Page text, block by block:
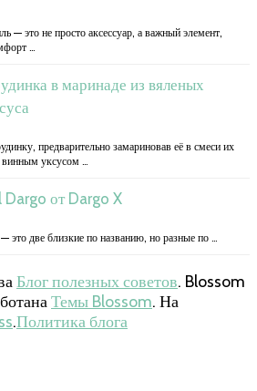
— это не просто аксессуар, а важный элемент,
…
в маринаде из вяленых
предварительно замариновав её в смеси их
уксусом …
Dargo от Dargo X
две близкие по названию, но разные по …
Блог полезных советов. Blossom
Темы Blossom. На
.Политика блога